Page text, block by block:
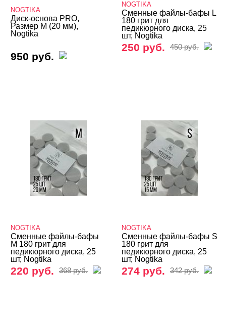
Уход
Косметика
Расходные
NOGTIKA
Диск-основа PRO,
Размер M (20 мм),
Nogtika
950 руб.
NOGTIKA
Сменные файлы-бафы L
180 грит для
педикюрного диска, 25
шт, Nogtika
250 руб. 450 руб.
NOGTIKA
Сменные файлы-бафы
M 180 грит для
педикюрного диска, 25
шт, Nogtika
220 руб. 368 руб.
NOGTIKA
Сменные файлы-бафы S
180 грит для
педикюрного диска, 25
шт, Nogtika
274 руб. 342 руб.